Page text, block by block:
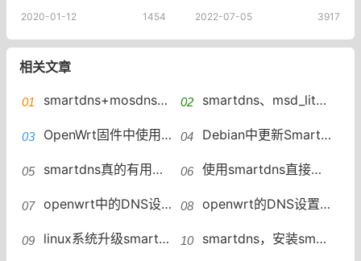
2020-01-12 1454 2022-07-05 3917
相关文章
smartdns+mosdns配置分享访问国内网站有卡顿 smartdns、msd_lite适用于7621的老毛子3.4内核下载
​OpenWrt固件中使用smartdns后导致国内网页无法打开解决 Debian中更新SmartDNS：简单步骤解决升级问题
smartdns真的有用吗？smartdns的作用详细说明及哪些环境推荐使用 使用smartdns直接屏蔽广告ad.sh脚本下载
openwrt中的DNS设置smartdns与富强插件去广告设置adguardhome openwrt的DNS设置及富强插件配合smartdns去广告设置原理心得分享
linux系统升级smartdns方法smartdns安装后怎么升级 smartdns，安装smartdns作为内网dns服务器解决dns污染,smartdns定义上游dns服务器